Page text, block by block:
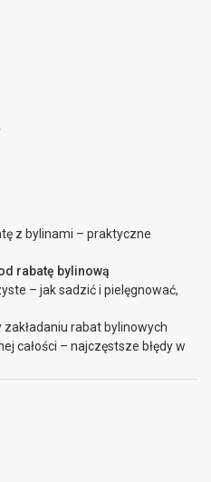
z bylinami – praktyczne
rabatę bylinową
– jak sadzić i pielęgnować,
zakładaniu rabat bylinowych
całości – najczęstsze błędy w